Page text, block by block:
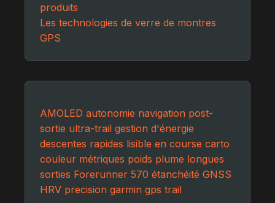
produits
Les technologies de verre de montres
GPS
AMOLED autonomie navigation post-
sortie ultra-trail gestion d'énergie
descentes rapides lisible en course carto
couleur métriques poids plume longues
sorties Forerunner 570 étanchéité GNSS
HRV precision garmin gps trail